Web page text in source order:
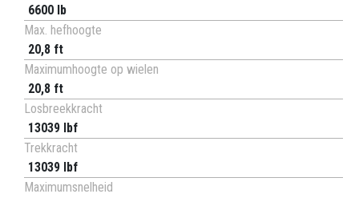
6600 lb
Max. hefhoogte
20,8 ft
Maximumhoogte op wielen
20,8 ft
Losbreekkracht
13039 lbf
Trekkracht
13039 lbf
Maximumsnelheid